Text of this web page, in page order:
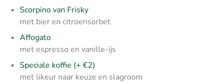
Scorpino van Frisky
met bier en citroensorbet
Affogato
met espresso en vanille-ijs
Speciale koffie (+ €2)
met likeur naar keuze en slagroom